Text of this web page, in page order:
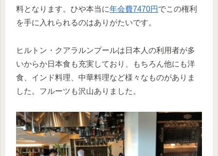
料となります。ひや本当に年会費7470円 でこの権利
を手に入れられるのはありがたいです。
ヒルトン・クアラルンプールは日本人の利用者が多
いからか日本食も充実しており、もちろん他にも洋
食、インド料理、中華料理など様々なものがありま
した。フルーツも沢山ありました。